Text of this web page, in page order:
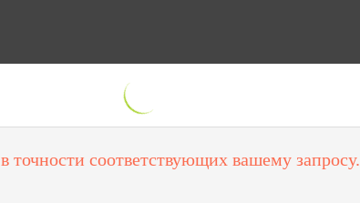
точности соответствующих вашему запросу.